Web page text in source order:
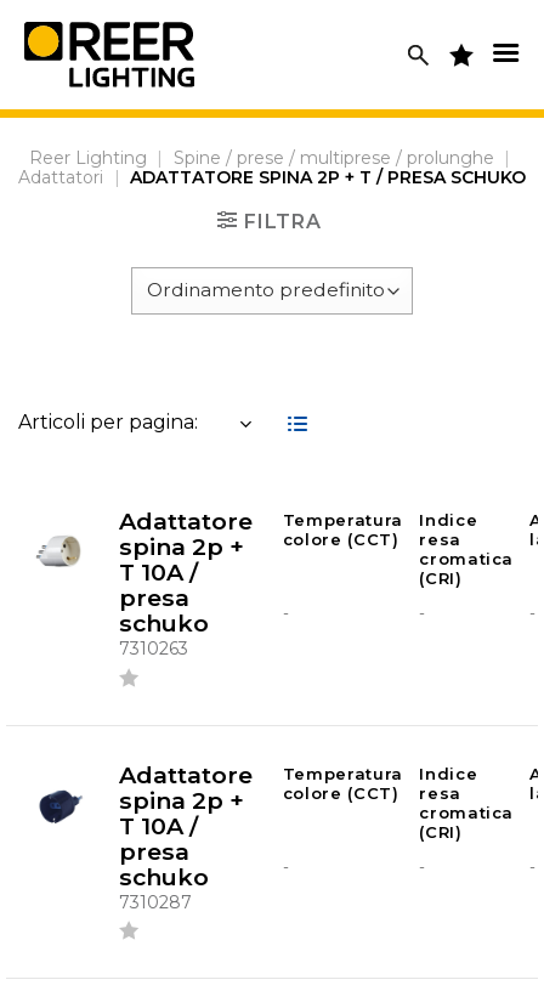
content
Reer Lighting | Spine / prese / multiprese / prolunghe
|
Adattatori
| ADATTATORE SPINA 2P + T / PRESA SCHUKO
FILTRA
Articoli per pagina:
Adattatore
spina 2p +
T 10A /
presa
schuko
7310263
Temperatura
colore (CCT)
Indice
resa
cromatica
(CRI)
- - -
Adattatore
spina 2p +
T 10A /
presa
schuko
7310287
Temperatura
colore (CCT)
Indice
resa
cromatica
(CRI)
- - -